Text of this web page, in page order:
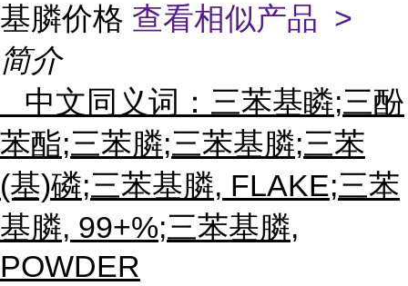
基膦价格 查看相似产品 >
简介
中文同义词：三苯基瞵;三酚
苯酯;三苯膦;三苯基膦;三苯
(基)磷;三苯基膦, FLAKE;三苯
基膦, 99+%;三苯基膦,
POWDER